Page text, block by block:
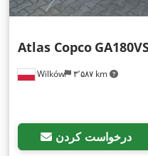
Wilków ۳٬۵۸۷ km
Atlas Copco
درخواست کردن